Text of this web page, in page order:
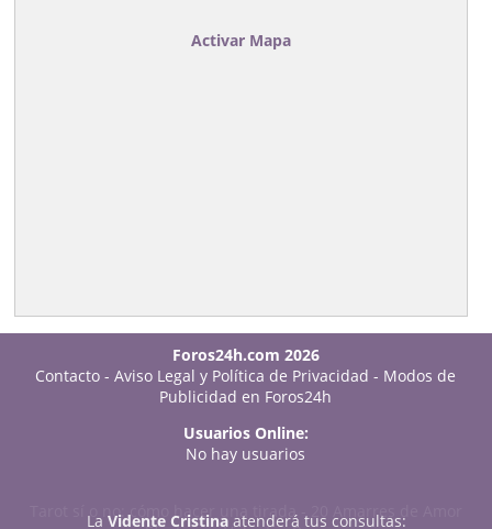
Activar Mapa
Foros24h.com 2026
Contacto -Aviso Legal y Política de Privacidad - Modos de
Publicidad en Foros24h
Usuarios Online:
No hay usuarios
Tarot sí o no: cómo hacer una tirada-
20 Amarres de Amor
La Vidente Cristinaatenderá tus consultas: